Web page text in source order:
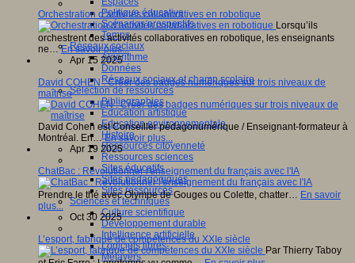
Politique éducative
Scénarios prospectifs
Temps
Réseaux sociaux
Algorithme
Données
Réseaux sociaux et champ scolaire
Sélection de ressources
Bibliographies
Education artistique
Education environnementale
Histoire
Ressources citoyenneté
Ressources sciences
Sites éducatifs
Sites pédagogiques
Sites ressources
Sciences et techniques
Culture scientifique
Développement durable
Intelligence artificielle
Logiciels libres
Métavers
Orchestration d’activités collaboratives en robotique
Lorsqu’ils
orchestrent des activités collaboratives en robotique, les enseignants
ne…En savoir plus...
Apr 15 2025
David COHEN : Créer des badges numériques sur trois niveaux de
maîtrise
David Cohen est Conseiller pédagonumérique / Enseignant-formateur à
Montréal. En…En savoir plus...
Apr 19 2025
ChatBac : Révolutionner l'enseignement du français avec l'IA
Prendre le thé avec Olympe de Gouges ou Colette, chatter… En savoir
plus...
Oct 30 2025
L’esport, fabrique de compétences du XXIe siècle
Par Thierry Taboy